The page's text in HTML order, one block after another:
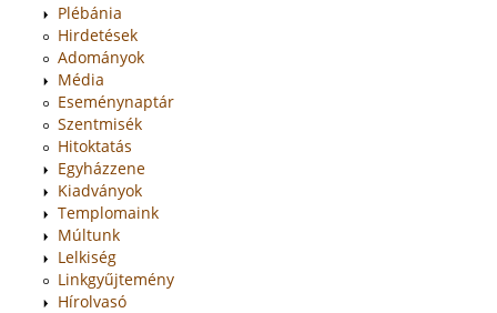
Plébánia
Hirdetések
Adományok
Média
Eseménynaptár
Szentmisék
Hitoktatás
Egyházzene
Kiadványok
Templomaink
Múltunk
Lelkiség
Linkgyűjtemény
Hírolvasó